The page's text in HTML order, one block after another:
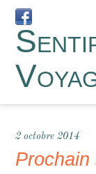
2 octobre 2014